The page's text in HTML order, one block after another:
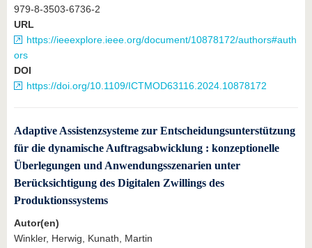
979-8-3503-6736-2
URL
https://ieeexplore.ieee.org/document/10878172/authors#auth
ors
DOI
https://doi.org/10.1109/ICTMOD63116.2024.10878172
Adaptive Assistenzsysteme zur Entscheidungsunterstützung
für die dynamische Auftragsabwicklung : konzeptionelle
Überlegungen und Anwendungsszenarien unter
Berücksichtigung des Digitalen Zwillings des
Produktionssystems
Autor(en)
Winkler, Herwig, Kunath, Martin